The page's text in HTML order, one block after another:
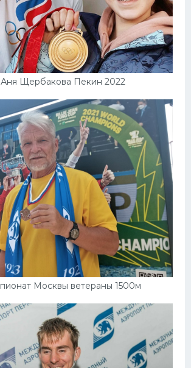
Щербакова Пекин 2022
Москвы ветераны 1500м